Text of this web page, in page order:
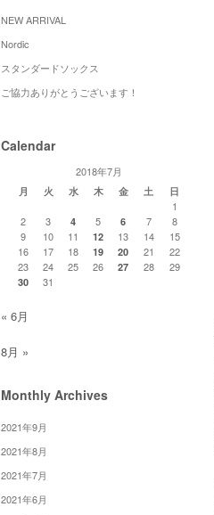
NEW ARRIVAL
Nordic
スタンダードソックス
ご協力ありがとうございます！
Calendar
2018年7月
月 火 水 木 金 土 日
1
2
3 4 5 6 7
8
9
10 11 12 13 14
15
16
17 18 19 20 21
22
23
24 25 26 27 28 29
30 31
« 6月
8月 »
Monthly Archives
2021年9月
2021年8月
2021年7月
2021年6月